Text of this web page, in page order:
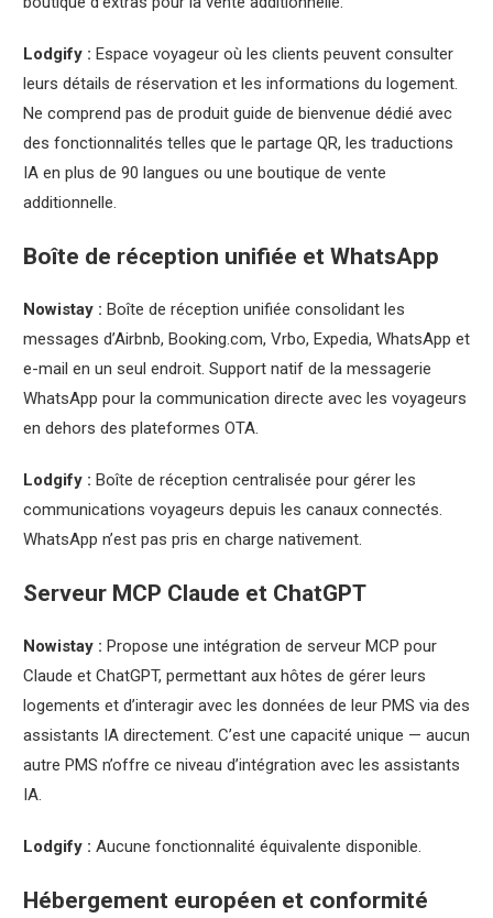
Lodgify : Espace voyageur où les clients peuvent consulter
leurs détails de réservation et les informations du logement.
Ne comprend pas de produit guide de bienvenue dédié avec
des fonctionnalités telles que le partage QR, les traductions
IA en plus de 90 langues ou une boutique de vente
additionnelle.
Boîte de réception unifiée et WhatsApp
Nowistay : Boîte de réception unifiée consolidant les
messages d’Airbnb, Booking.com, Vrbo, Expedia, WhatsApp et
e-mail en un seul endroit. Support natif de la messagerie
WhatsApp pour la communication directe avec les voyageurs
en dehors des plateformes OTA.
Lodgify : Boîte de réception centralisée pour gérer les
communications voyageurs depuis les canaux connectés.
WhatsApp n’est pas pris en charge nativement.
Serveur MCP Claude et ChatGPT
Nowistay : Propose une intégration de serveur MCP pour
Claude et ChatGPT, permettant aux hôtes de gérer leurs
logements et d’interagir avec les données de leur PMS via des
assistants IA directement. C’est une capacité unique — aucun
autre PMS n’offre ce niveau d’intégration avec les assistants
IA.
Lodgify : Aucune fonctionnalité équivalente disponible.
Hébergement européen et conformité